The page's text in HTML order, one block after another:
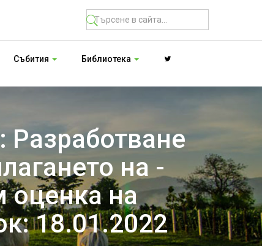
Събития Библиотека
Разработване
на -
оценка на
18.01.2022